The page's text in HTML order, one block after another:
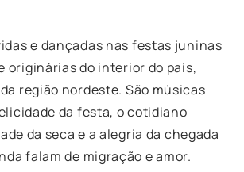
e dançadas nas festas juninas
originárias do interior do país,
região nordeste. São músicas
da festa, o cotidiano
da seca e a alegria da chegada
falam de migração e amor.